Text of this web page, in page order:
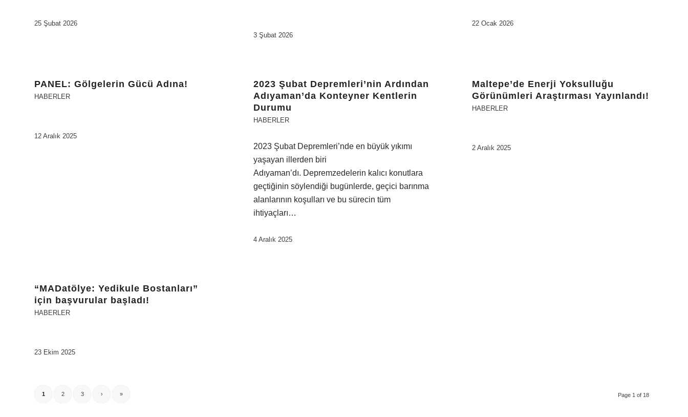
25 Şubat 2026
3 Şubat 2026
22 Ocak 2026
PANEL: Gölgelerin Gücü Adına!
HABERLER
12 Aralık 2025
2023 Şubat Depremleri’nin Ardından
Adıyaman’da Konteyner Kentlerin
Durumu
HABERLER
2023 Şubat Depremleri’nde en büyük yıkımı
yaşayan illerden biri
Adıyaman’dı. Depremzedelerin kalıcı konutlara
geçtiğinin söylendiği bugünlerde, geçici barınma
alanlarının koşulları ve bu sürecin tüm
ihtiyaçları…
4 Aralık 2025
Maltepe’de Enerji Yoksulluğu
Görünümleri Araştırması Yayınlandı!
HABERLER
2 Aralık 2025
“MADatölye: Yedikule Bostanları”
için başvurular başladı!
HABERLER
23 Ekim 2025
Page 1 of 18
1 2 3 › »